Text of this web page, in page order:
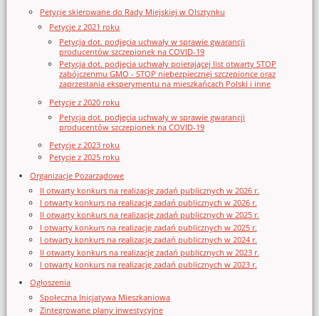
Petycje skierowane do Rady Miejskiej w Olsztynku
Petycje z 2021 roku
Petycja dot. podjęcia uchwały w sprawie gwarancji
producentów szczepionek na COVID-19
Petycja dot. podjęcia uchwały poierającej list otwarty STOP
zabójczenmu GMO - STOP niebezpiecznej szczepionce oraz
zaprzestania eksperymentu na mieszkańcach Polski i inne
Petycje z 2020 roku
Petycja dot. podjęcia uchwały w sprawie gwarancji
producentów szczepionek na COVID-19
Petycje z 2023 roku
Petycje z 2025 roku
Organizacje Pozarządowe
II otwarty konkurs na realizację zadań publicznych w 2026 r.
I otwarty konkurs na realizację zadań publicznych w 2026 r.
II otwarty konkurs na realizację zadań publicznych w 2025 r.
I otwarty konkurs na realizację zadań publicznych w 2025 r.
I otwarty konkurs na realizację zadań publicznych w 2024 r.
II otwarty konkurs na realizację zadań publicznych w 2023 r.
I otwarty konkurs na realizację zadań publicznych w 2023 r.
Ogłoszenia
Społeczna Inicjatywa Mieszkaniowa
Zintegrowane plany inwestycyjne